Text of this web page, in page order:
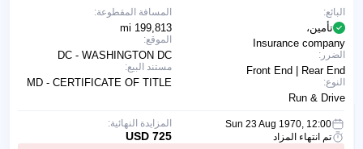
المسافة المقطوعة:
199,813 mi
الموقع:
DC - WASHINGTON DC
مستند البيع:
MD - CERTIFICATE OF TITLE
البائع:
تأمين،
Insurance company
الضرر:
Front End | Rear End
النوع:
Run & Drive
Sun 23 Aug 1970, 12:00
تم انتهاء المزاد
المزايدة النهائية:
725 USD